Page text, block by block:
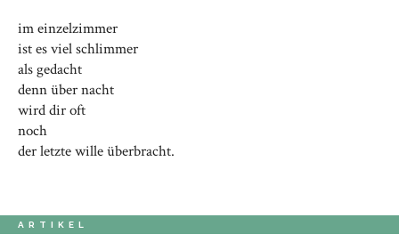
im einzelzimmer
ist es viel schlimmer
als gedacht
denn über nacht
wird dir oft
noch
der letzte wille überbracht.
ARTIKEL